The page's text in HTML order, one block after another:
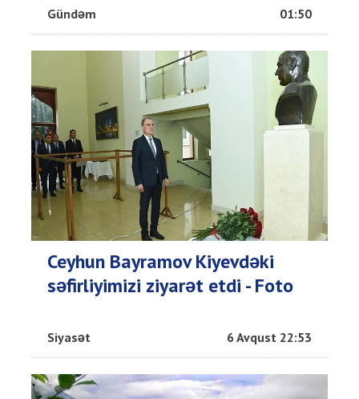
Gündəm 01:50
Ceyhun Bayramov Kiyevdəki
səfirliyimizi ziyarət etdi - Foto
Siyasət 6 Avqust 22:53